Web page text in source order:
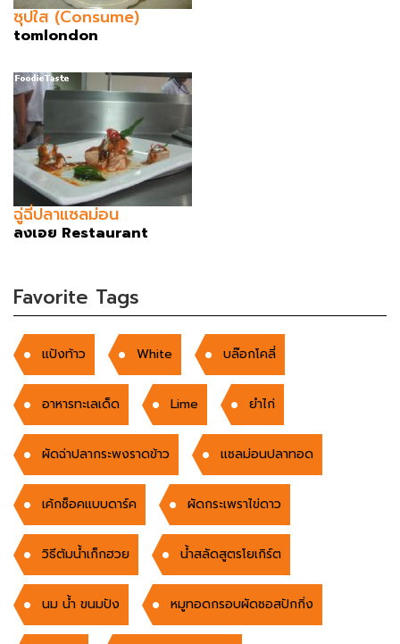
ซุปใส (Consume)
tomlondon
ฉู่ฉี่ปลาแซลม่อน
ลงเอย Restaurant
Favorite Tags
แป้งท้าว White บล๊อกโคลี่
อาหารทะเลเด็ด Lime ยำไก่
ผัดฉ่าปลากระพงราดข้าว เเซลม่อนปลาทอด
เค้กช็อคแบบดาร์ค ผัดกระเพราไข่ดาว
วิธีต้มน้ำเก็กฮวย น้ำสลัดสูตรโยเกิร์ต
นม น้ำ ขนมปัง หมูทอดกรอบผัดซอสปักกิ่ง